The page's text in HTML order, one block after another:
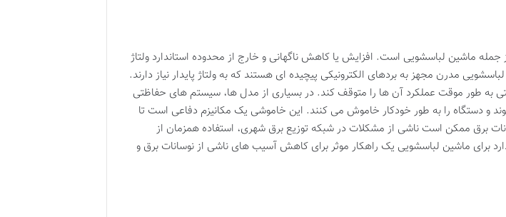
جمله ماشین لباسشویی است. افزایش یا کاهش ناگهانی و خارج از محدوده استاندارد ولتاژ
مدرن مجهز به بردهای الکترونیکی پیچیده ای هستند که به ولتاژ پایدار نیاز دارند.
به طور موقت عملکرد آن ها را متوقف کند. در بسیاری از مدل ها، سیستم های حفاظتی
و دستگاه را به طور خودکار خاموش می کنند. این خاموشی یک مکانیزم دفاعی است تا
برق ممکن است ناشی از مشکلات در شبکه توزیع برق شهری، استفاده همزمان از
برای ماشین لباسشویی یک راهکار موثر برای کاهش آسیب های ناشی از نوسانات برق و